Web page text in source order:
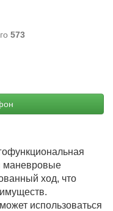
573
маневровые
ход, что
использоваться